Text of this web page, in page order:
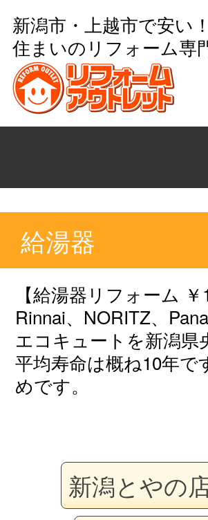
新潟市・上越市で安い！
住まいのリフォーム専
給湯器
【給湯器リフォーム ￥
Rinnai、NORITZ、
エコキュートを新潟県
平均寿命は概ね10年
めです。
新潟とやの